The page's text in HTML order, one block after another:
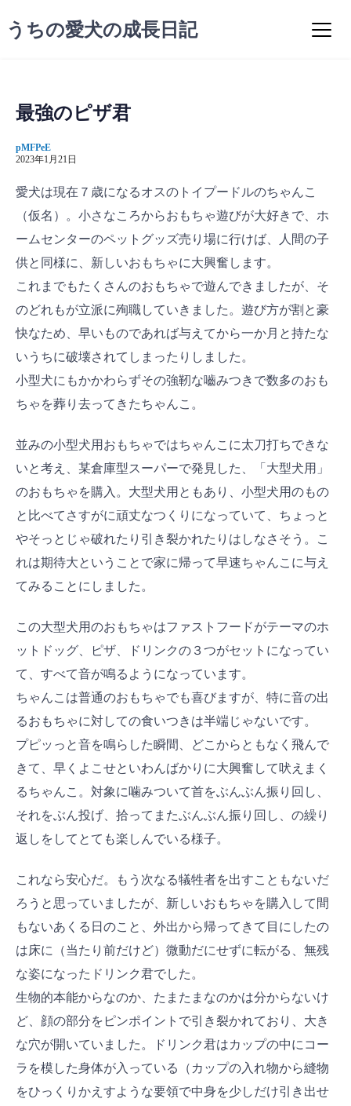
ンうちの愛犬の成長日記
最強のピザ君
pMFPeE
2023年1月21日
愛犬は現在７歳になるオスのトイプードルのちゃんこ
（仮名）。小さなころからおもちゃ遊びが大好きで、ホ
ームセンターのペットグッズ売り場に行けば、人間の子
供と同様に、新しいおもちゃに大興奮します。
これまでもたくさんのおもちゃで遊んできましたが、そ
のどれもが立派に殉職していきました。遊び方が割と豪
快なため、早いものであれば与えてから一か月と持たな
いうちに破壊されてしまったりしました。
小型犬にもかかわらずその強靭な嚙みつきで数多のおも
ちゃを葬り去ってきたちゃんこ。
並みの小型犬用おもちゃではちゃんこに太刀打ちできな
いと考え、某倉庫型スーパーで発見した、「大型犬用」
のおもちゃを購入。大型犬用ともあり、小型犬用のもの
と比べてさすがに頑丈なつくりになっていて、ちょっと
やそっとじゃ破れたり引き裂かれたりはしなさそう。こ
れは期待大ということで家に帰って早速ちゃんこに与え
てみることにしました。
この大型犬用のおもちゃはファストフードがテーマのホ
ットドッグ、ピザ、ドリンクの３つがセットになってい
て、すべて音が鳴るようになっています。
ちゃんこは普通のおもちゃでも喜びますが、特に音の出
るおもちゃに対しての食いつきは半端じゃないです。
プピッっと音を鳴らした瞬間、どこからともなく飛んで
きて、早くよこせといわんばかりに大興奮して吠えまく
るちゃんこ。対象に噛みついて首をぶんぶん振り回し、
それをぶん投げ、拾ってまたぶんぶん振り回し、の繰り
返しをしてとても楽しんでいる様子。
これなら安心だ。もう次なる犠牲者を出すこともないだ
ろうと思っていましたが、新しいおもちゃを購入して間
もないあくる日のこと、外出から帰ってきて目にしたの
は床に（当たり前だけど）微動だにせずに転がる、無残
な姿になったドリンク君でした。
生物的本能からなのか、たまたまなのかは分からないけ
ど、顔の部分をピンポイントで引き裂かれており、大き
な穴が開いていました。ドリンク君はカップの中にコー
ラを模した身体が入っている（カップの入れ物から縫物
をひっくりかえすような要領で中身を少しだけ引き出せ